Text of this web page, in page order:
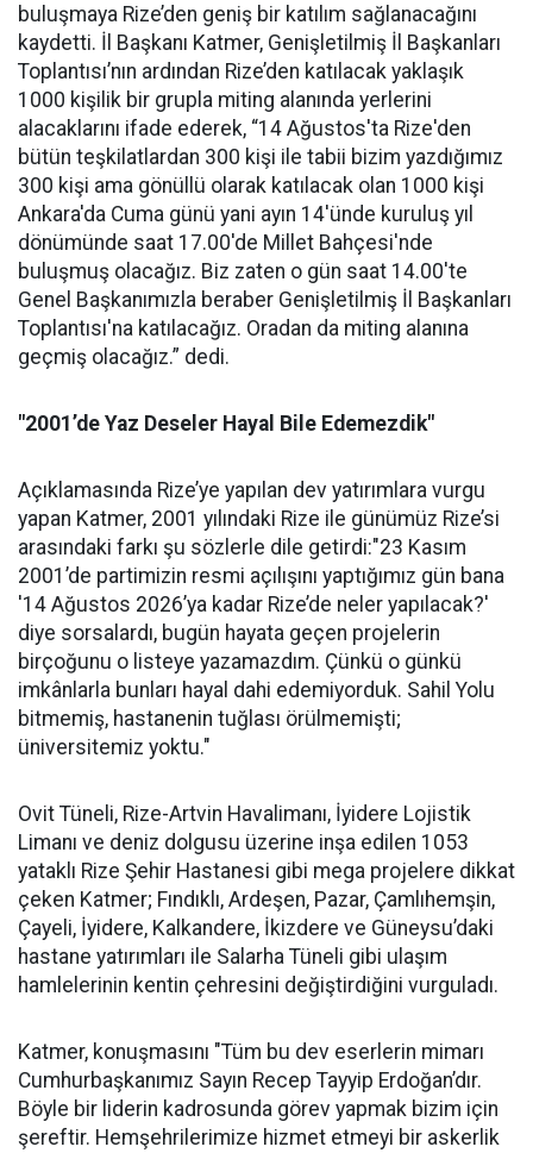
buluşmaya Rize’den geniş bir katılım sağlanacağını
kaydetti. İl Başkanı Katmer, Genişletilmiş İl Başkanları
Toplantısı’nın ardından Rize’den katılacak yaklaşık
1000 kişilik bir grupla miting alanında yerlerini
alacaklarını ifade ederek, “14 Ağustos'ta Rize'den
bütün teşkilatlardan 300 kişi ile tabii bizim yazdığımız
300 kişi ama gönüllü olarak katılacak olan 1000 kişi
Ankara'da Cuma günü yani ayın 14'ünde kuruluş yıl
dönümünde saat 17.00'de Millet Bahçesi'nde
buluşmuş olacağız. Biz zaten o gün saat 14.00'te
Genel Başkanımızla beraber Genişletilmiş İl Başkanları
Toplantısı'na katılacağız. Oradan da miting alanına
geçmiş olacağız.” dedi.
"2001’de Yaz Deseler Hayal Bile Edemezdik"
Açıklamasında Rize’ye yapılan dev yatırımlara vurgu
yapan Katmer, 2001 yılındaki Rize ile günümüz Rize’si
arasındaki farkı şu sözlerle dile getirdi:"23 Kasım
2001’de partimizin resmi açılışını yaptığımız gün bana
'14 Ağustos 2026’ya kadar Rize’de neler yapılacak?'
diye sorsalardı, bugün hayata geçen projelerin
birçoğunu o listeye yazamazdım. Çünkü o günkü
imkânlarla bunları hayal dahi edemiyorduk. Sahil Yolu
bitmemiş, hastanenin tuğlası örülmemişti;
üniversitemiz yoktu."
Ovit Tüneli, Rize-Artvin Havalimanı, İyidere Lojistik
Limanı ve deniz dolgusu üzerine inşa edilen 1053
yataklı Rize Şehir Hastanesi gibi mega projelere dikkat
çeken Katmer; Fındıklı, Ardeşen, Pazar, Çamlıhemşin,
Çayeli, İyidere, Kalkandere, İkizdere ve Güneysu’daki
hastane yatırımları ile Salarha Tüneli gibi ulaşım
hamlelerinin kentin çehresini değiştirdiğini vurguladı.
Katmer, konuşmasını "Tüm bu dev eserlerin mimarı
Cumhurbaşkanımız Sayın Recep Tayyip Erdoğan’dır.
Böyle bir liderin kadrosunda görev yapmak bizim için
şereftir. Hemşehrilerimize hizmet etmeyi bir askerlik